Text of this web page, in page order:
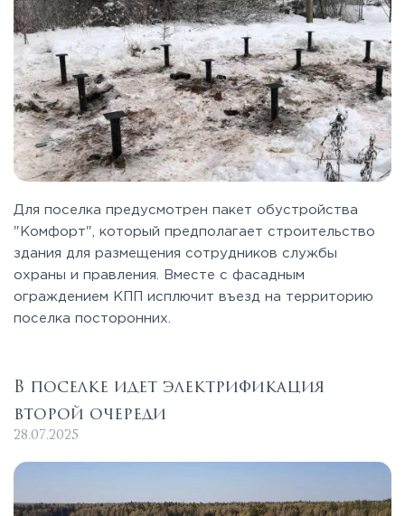
Для поселка предусмотрен пакет обустройства
"Комфорт", который предполагает строительство
здания для размещения сотрудников службы
охраны и правления. Вместе с фасадным
ограждением КПП исплючит въезд на территорию
поселка посторонних.
В поселке идет электрификация
второй очереди
28.07.2025